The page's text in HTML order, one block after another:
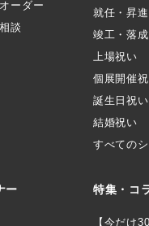
ーダー
談
就任・昇
竣工・落
上場祝い
個展開催
誕生日祝い
結婚祝い
すべての
ー 特集・コ
【今だけ